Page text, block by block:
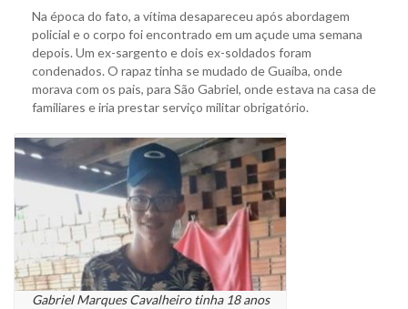
Na época do fato, a vítima desapareceu após abordagem
policial e o corpo foi encontrado em um açude uma semana
depois. Um ex-sargento e dois ex-soldados foram
condenados. O rapaz tinha se mudado de Guaíba, onde
morava com os pais, para São Gabriel, onde estava na casa de
familiares e iria prestar serviço militar obrigatório.
Gabriel Marques Cavalheiro tinha 18 anos